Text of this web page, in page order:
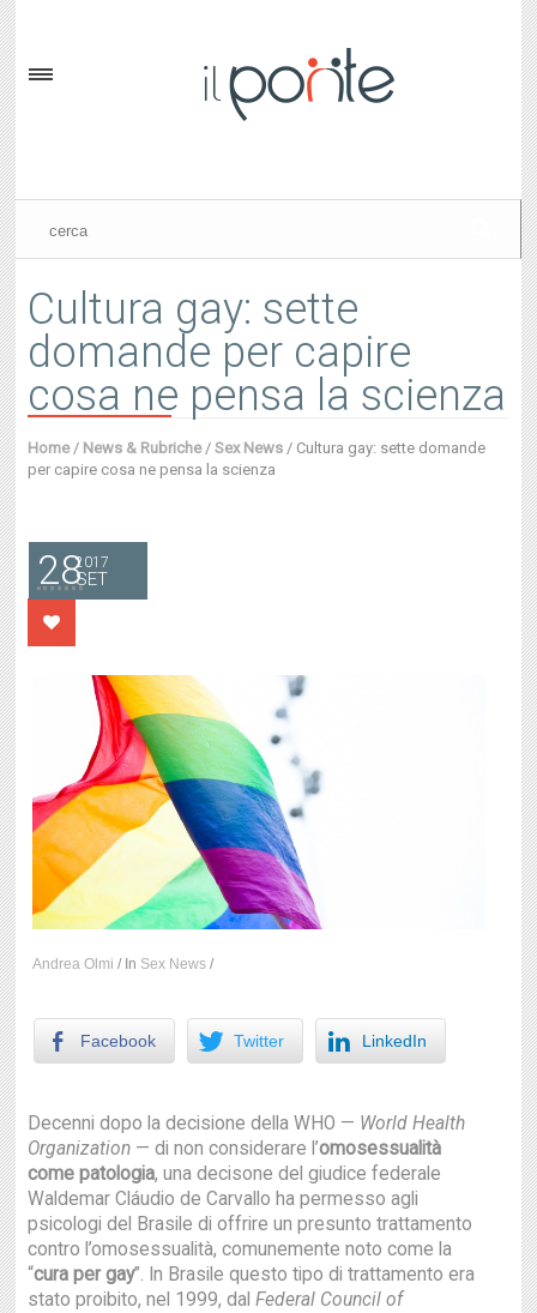
Cultura gay: sette
domande per capire
cosa ne pensa la scienza
Home / News & Rubriche /Sex News / Cultura gay: sette domande
per capire cosa ne pensa la scienza
282017
SET
Andrea Olmi / In Sex News /
Facebook Twitter LinkedIn
Decenni dopo la decisione della WHO — World Health
Organization — di non considerare l’omosessualità
come patologia, una decisone del giudice federale
Waldemar Cláudio de Carvallo ha permesso agli
psicologi del Brasile di offrire un presunto trattamento
contro l’omosessualità, comunemente noto come la
“cura per gay”. In Brasile questo tipo di trattamento era
stato proibito, nel 1999, dalFederal Council of